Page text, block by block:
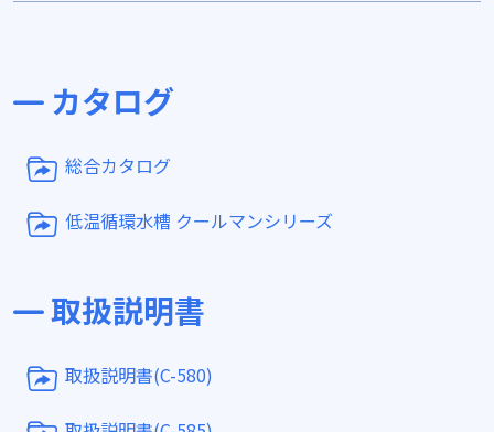
カタログ
総合カタログ
低温循環水槽 クールマンシリーズ
取扱説明書
取扱説明書(C-580)